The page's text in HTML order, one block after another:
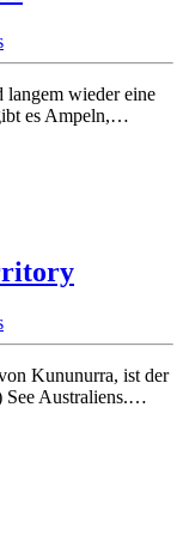
wieder eine
es Ampeln,…
Kununurra, ist der
See Australiens.…